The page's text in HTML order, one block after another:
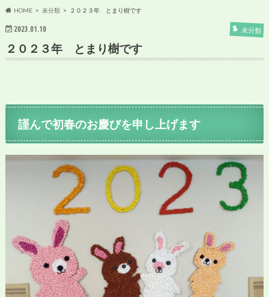
HOME 未分類 ２０２３年 とまり樹です
2023.01.10 未分類
２０２３年 とまり樹です
謹んで初春のお慶びを申し上げます